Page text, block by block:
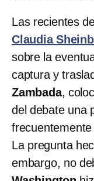
Las recientes
Claudia
sobre la
captura y
Zambada,
del debate una
La pregunta
embargo, no